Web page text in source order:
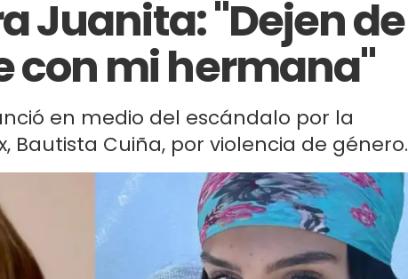
Juanita: "Dejen de
con mi hermana"
en medio del escándalo por la
Bautista Cuiña, por violencia de género.